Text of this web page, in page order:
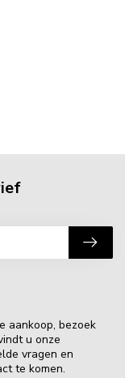
aankoop, bezoek
u onze
vragen en
te komen.